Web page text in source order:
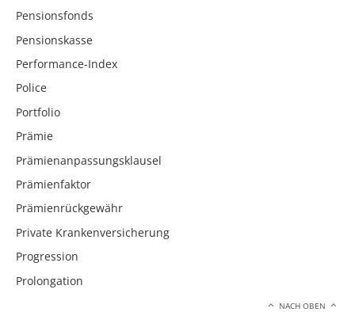
Pensionsfonds
Pensionskasse
Performance-Index
Police
Portfolio
Prämie
Prämienanpassungsklausel
Prämienfaktor
Prämienrückgewähr
Private Krankenversicherung
Progression
Prolongation
NACH OBEN